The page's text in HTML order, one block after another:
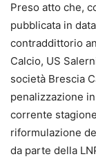
Preso atto che,
pubblicata in
contraddittorio
Calcio, US
società Brescia
penalizzazione
corrente
riformulazione
da parte della